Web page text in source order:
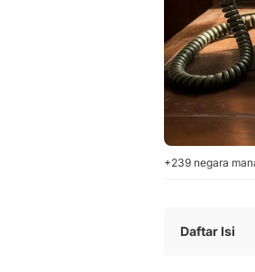
+239 negara
Daftar Isi